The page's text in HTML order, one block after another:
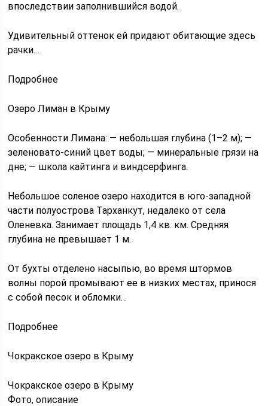
впоследствии заполнившийся водой.
Удивительный оттенок ей придают обитающие здесь
рачки…
Подробнее
Озеро Лиман в Крыму
Особенности Лимана: — небольшая глубина (1–2 м); —
зеленовато-синий цвет воды; — минеральные грязи на
дне; — школа кайтинга и виндсерфинга.
Небольшое соленое озеро находится в юго-западной
части полуострова Тарханкут, недалеко от села
Оленевка. Занимает площадь 1,4 кв. км. Средняя
глубина не превышает 1 м.
От бухты отделено насыпью, во время штормов
волны порой промывают ее в низких местах, принося
с собой песок и обломки…
Подробнее
Чокракское озеро в Крыму
Чокракское озеро в Крыму
Фото, описание